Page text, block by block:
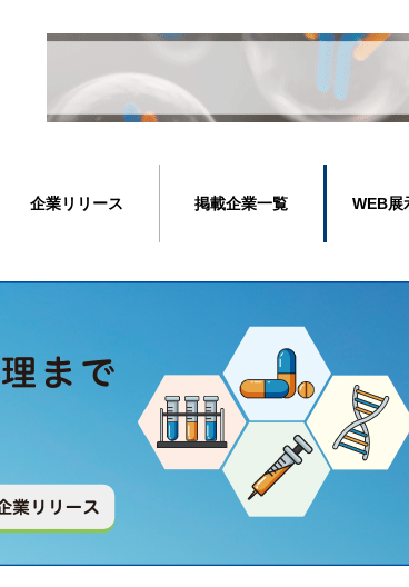
企業リリース 掲載企業一覧 WEB展